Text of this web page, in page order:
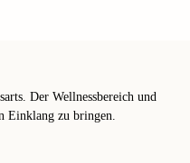
Der Wellnessbereich und
zu bringen.